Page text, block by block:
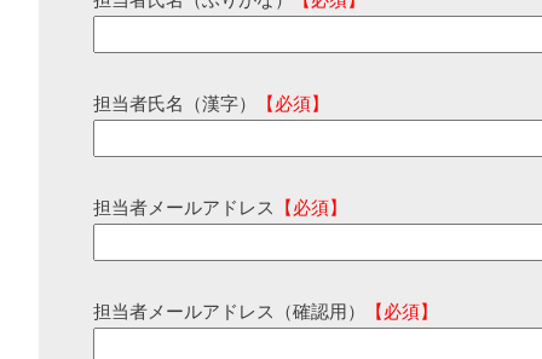
担当者氏名（漢字） 【必須】
担当者メールアドレス 【必須】
担当者メールアドレス（確認用） 【必須】